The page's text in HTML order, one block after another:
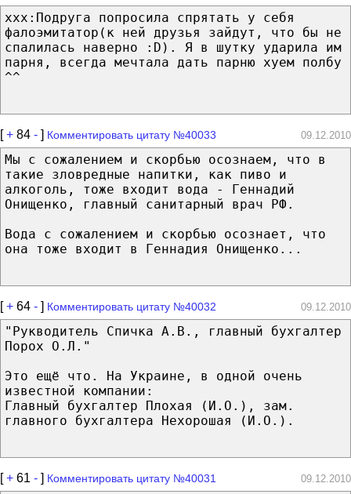
ххх:Подруга попросила спрятать у себя
фалоэмитатор(к ней друзья зайдут, что бы не
спалилась наверно :D). Я в шутку ударила им
парня, всегда мечтала дать парню хуем полбу
^^
[+ 84 - ] Комментировать цитату №40033 09.12.2010
Мы с сожалением и скорбью осознаем, что в
такие зловредные напитки, как пиво и
алкоголь, тоже входит вода - Геннадий
Онищенко, главный санитарный врач РФ.
Вода с сожалением и скорбью осознает, что
она тоже входит в Геннадия Онищенко...
[+ 64 - ] Комментировать цитату №40032 09.12.2010
"Рукводитель Спичка А.В., главный бухгалтер
Порох О.Л."
Это ещё что. На Украине, в одной очень
известной компании:
Главный бухгалтер Плохая (И.О.), зам.
главного бухгалтера Нехорошая (И.О.).
[+ 61 - ] Комментировать цитату №40031 09.12.2010